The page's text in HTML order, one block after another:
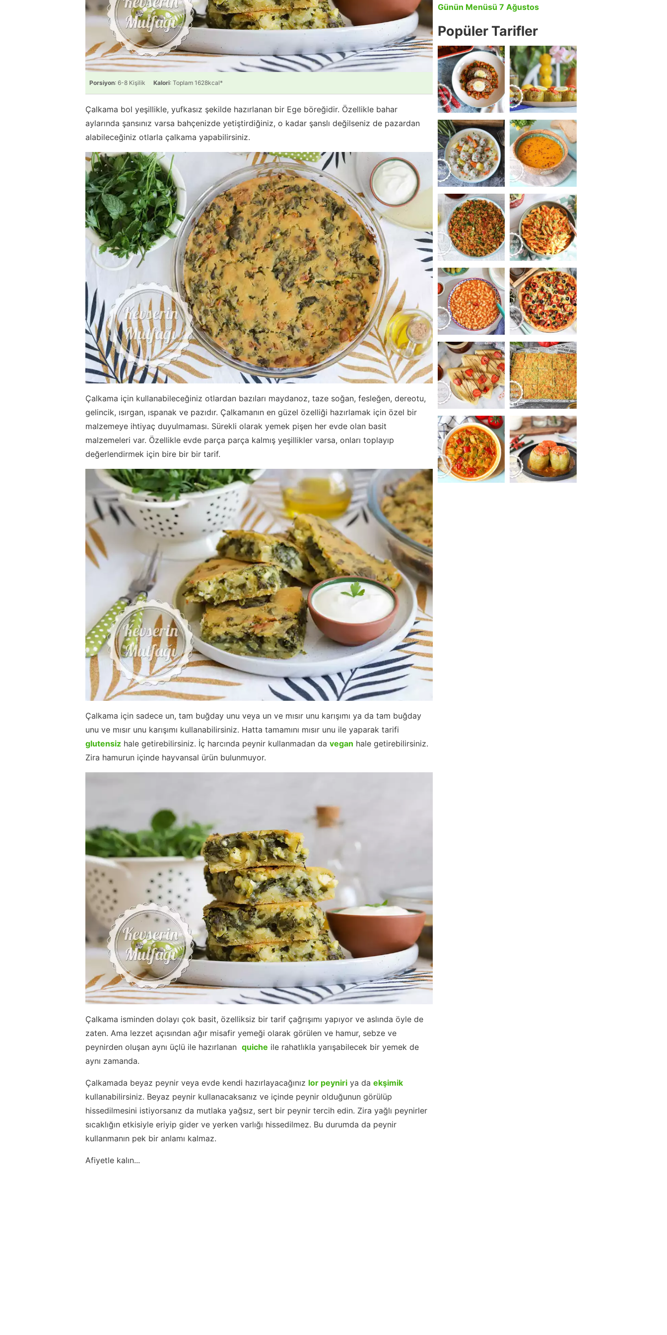
Porsiyon: 6-8 Kişilik Kalori: Toplam 1628kcal*
Çalkama bol yeşillikle, yufkasız şekilde hazırlanan bir Ege böreğidir. Özellikle bahar
aylarında şansınız varsa bahçenizde yetiştirdiğiniz, o kadar şanslı değilseniz de pazardan
alabileceğiniz otlarla çalkama yapabilirsiniz.
Çalkama için kullanabileceğiniz otlardan bazıları maydanoz, taze soğan, fesleğen, dereotu,
gelincik, ısırgan, ıspanak ve pazıdır. Çalkamanın en güzel özelliği hazırlamak için özel bir
malzemeye ihtiyaç duyulmaması. Sürekli olarak yemek pişen her evde olan basit
malzemeleri var. Özellikle evde parça parça kalmış yeşillikler varsa, onları toplayıp
değerlendirmek için bire bir bir tarif.
Çalkama için sadece un, tam buğday unu veya un ve mısır unu karışımı ya da tam buğday
unu ve mısır unu karışımı kullanabilirsiniz. Hatta tamamını mısır unu ile yaparak tarifi
glutensiz hale getirebilirsiniz. İç harcında peynir kullanmadan da vegan hale getirebilirsiniz.
Zira hamurun içinde hayvansal ürün bulunmuyor.
Çalkama isminden dolayı çok basit, özelliksiz bir tarif çağrışımı yapıyor ve aslında öyle de
zaten. Ama lezzet açısından ağır misafir yemeği olarak görülen ve hamur, sebze ve
peynirden oluşan aynı üçlü ile hazırlanan quiche ile rahatlıkla yarışabilecek bir yemek de
aynı zamanda.
Çalkamada beyaz peynir veya evde kendi hazırlayacağınız lor peyniri ya da ekşimik
kullanabilirsiniz. Beyaz peynir kullanacaksanız ve içinde peynir olduğunun görülüp
hissedilmesini istiyorsanız da mutlaka yağsız, sert bir peynir tercih edin. Zira yağlı peynirler
sıcaklığın etkisiyle eriyip gider ve yerken varlığı hissedilmez. Bu durumda da peynir
kullanmanın pek bir anlamı kalmaz.
Afiyetle kalın...
Günün Menüsü 7 Ağustos
Popüler Tarifler